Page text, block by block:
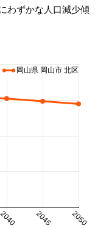
わずかな人口減少傾
2040 2045 2050
岡山県 岡山市 北区